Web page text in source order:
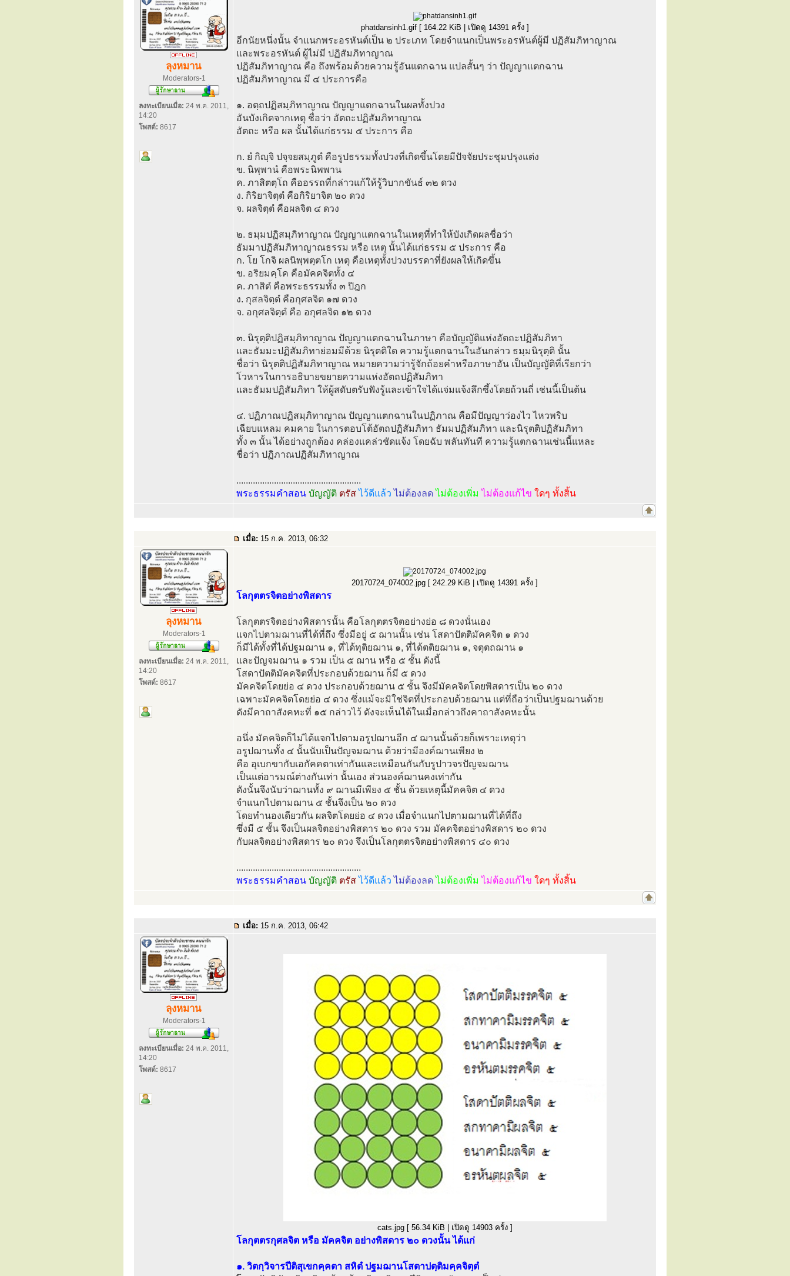
ลุงหมาน
Moderators-1
ลงทะเบียนเมื่อ: 24 พ.ค. 2011,
14:20
โพสต์: 8617
phatdansinh1.gif [ 164.22 KiB | เปิดดู 14391 ครั้ง ]
อีกนัยหนึ่งนั้น จำแนกพระอรหันต์เป็น ๒ ประเภท โดยจำแนกเป็นพระอรหันต์ผู้มี ปฏิสัมภิทาญาณ
และพระอรหันต์ ผู้ไม่มี ปฏิสัมภิทาญาณ
ปฏิสัมภิทาญาณ คือ ถึงพร้อมด้วยความรู้อันแตกฉาน แปลสั้นๆ ว่า ปัญญาแตกฉาน
ปฏิสัมภิทาญาณ มี ๔ ประการคือ
๑. อตฺถปฏิสมฺภิทาญาณ ปัญญาแตกฉานในผลทั้งปวง
อันบังเกิดจากเหตุ ชื่อว่า อัตถะปฏิสัมภิทาญาณ
อัตถะ หรือ ผล นั้นได้แก่ธรรม ๕ ประการ คือ
ก. ยํ กิญฺจิ ปจฺจยสมฺภูตํ คือรูปธรรมทั้งปวงที่เกิดขึ้นโดยมีปัจจัยประชุมปรุงแต่ง
ข. นิพฺพานํ คือพระนิพพาน
ค. ภาสิตตฺโถ คืออรรถที่กล่าวแก้ให้รู้วิบากขันธ์ ๓๒ ดวง
ง. กิริยาจิตฺตํ คือกิริยาจิต ๒๐ ดวง
จ. ผลจิตฺตํ คือผลจิต ๔ ดวง
๒. ธมฺมปฏิสมฺภิทาญาณ ปัญญาแตกฉานในเหตุที่ทำให้บังเกิดผลชื่อว่า
ธัมมาปฏิสัมภิทาญาณธรรม หรือ เหตุ นั้นได้แก่ธรรม ๕ ประการ คือ
ก. โย โกจิ ผลนิพฺพตฺตโก เหตุ คือเหตุทั้งปวงบรรดาที่ยังผลให้เกิดขึ้น
ข. อริยมคฺโค คือมัคคจิตทั้ง ๔
ค. ภาสิตํ คือพระธรรมทั้ง ๓ ปิฎก
ง. กุสลจิตฺตํ คือกุศลจิต ๑๗ ดวง
จ. อกุศลจิตฺตํ คือ อกุศลจิต ๑๒ ดวง
๓. นิรุตฺติปฏิสมฺภิทาญาณ ปัญญาแตกฉานในภาษา คือบัญญัติแห่งอัตถะปฏิสัมภิทา
และธัมมะปฏิสัมภิทาย่อมมีด้วย นิรุตติใด ความรู้แตกฉานในอันกล่าว ธมฺมนิรุตฺติ นั้น
ชื่อว่า นิรุตติปฏิสัมภิทาญาณ หมายความว่ารู้จักถ้อยคำหรือภาษาอัน เป็นบัญญัติที่เรียกว่า
โวหารในการอธิบายขยายความแห่งอัตถปฏิสัมภิทา
และธัมมปฏิสัมภิทา ให้ผู้สดับตรับฟังรู้และเข้าใจได้แจ่มแจ้งลึกซึ้งโดยถ้วนถี่ เช่นนี้เป็นต้น
๔. ปฏิภาณปฏิสมฺภิทาญาณ ปัญญาแตกฉานในปฏิภาณ คือมีปัญญาว่องไว ไหวพริบ
เฉียบแหลม คมคาย ในการตอบโต้อัตถปฏิสัมภิทา ธัมมปฏิสัมภิทา และนิรุตติปฏิสัมภิทา
ทั้ง ๓ นั้น ได้อย่างถูกต้อง คล่องแคล่วชัดแจ้ง โดยฉับ พลันทันที ความรู้แตกฉานเช่นนี้แหละ
ชื่อว่า ปฏิภาณปฏิสัมภิทาญาณ
.....................................................
พระธรรมคำสอน บัญญัติ ตรัสไว้ดีแล้วไม่ต้องลดไม่ต้องเพิ่ม ไม่ต้องแก้ไข ใดๆ ทั้งสิ้น
เมื่อ: 15 ก.ค. 2013, 06:32
ลุงหมาน
Moderators-1
ลงทะเบียนเมื่อ: 24 พ.ค. 2011,
14:20
โพสต์: 8617
20170724_074002.jpg [ 242.29 KiB | เปิดดู 14391 ครั้ง ]
โลกุตตรจิตอย่างพิสดาร
โลกุตตรจิตอย่างพิสดารนั้น คือโลกุตตรจิตอย่างย่อ ๘ ดวงนั่นเอง
แจกไปตามฌานที่ได้ที่ถึง ซึ่งมีอยู่ ๕ ฌานนั้น เช่น โสดาปัตติมัคคจิต ๑ ดวง
ก็มีได้ทั้งที่ได้ปฐมฌาน ๑, ที่ได้ทุติยฌาน ๑, ที่ได้ตติยฌาน ๑, จตุตถฌาน ๑
และปัญจมฌาน ๑ รวม เป็น ๕ ฌาน หรือ ๕ ชั้น ดังนี้
โสดาปัตติมัคคจิตที่ประกอบด้วยฌาน ก็มี ๕ ดวง
มัคคจิตโดยย่อ ๔ ดวง ประกอบด้วยฌาน ๕ ชั้น จึงมีมัคคจิตโดยพิสดารเป็น ๒๐ ดวง
เฉพาะมัคคจิตโดยย่อ ๔ ดวง ซึ่งแม้จะมิใช่จิตที่ประกอบด้วยฌาน แต่ที่ถือว่าเป็นปฐมฌานด้วย
ดังมีคาถาสังคหะที่ ๑๕ กล่าวไว้ ดังจะเห็นได้ในเมื่อกล่าวถึงคาถาสังคหะนั้น
อนึ่ง มัคคจิตก็ไม่ได้แจกไปตามอรูปฌานอีก ๔ ฌานนั้นด้วยก็เพราะเหตุว่า
อรูปฌานทั้ง ๔ นั้นนับเป็นปัญจมฌาน ด้วยว่ามีองค์ฌานเพียง ๒
คือ อุเบกขากับเอกัคคตาเท่ากันและเหมือนกันกับรูปาวจรปัญจมฌาน
เป็นแต่อารมณ์ต่างกันเท่า นั้นเอง ส่วนองค์ฌานคงเท่ากัน
ดังนั้นจึงนับว่าฌานทั้ง ๙ ฌานมีเพียง ๕ ชั้น ด้วยเหตุนี้มัคคจิต ๔ ดวง
จำแนกไปตามฌาน ๕ ชั้นจึงเป็น ๒๐ ดวง
โดยทำนองเดียวกัน ผลจิตโดยย่อ ๔ ดวง เมื่อจำแนกไปตามฌานที่ได้ที่ถึง
ซึ่งมี ๕ ชั้น จึงเป็นผลจิตอย่างพิสดาร ๒๐ ดวง รวม มัคคจิตอย่างพิสดาร ๒๐ ดวง
กับผลจิตอย่างพิสดาร ๒๐ ดวง จึงเป็นโลกุตตรจิตอย่างพิสดาร ๔๐ ดวง
.....................................................
พระธรรมคำสอน บัญญัติ ตรัสไว้ดีแล้วไม่ต้องลดไม่ต้องเพิ่ม ไม่ต้องแก้ไข ใดๆ ทั้งสิ้น
เมื่อ: 15 ก.ค. 2013, 06:42
ลุงหมาน
Moderators-1
ลงทะเบียนเมื่อ: 24 พ.ค. 2011,
14:20
โพสต์: 8617
cats.jpg [ 56.34 KiB | เปิดดู 14903 ครั้ง ]
โลกุตตรกุศลจิต หรือ มัคคจิต อย่างพิสดาร ๒๐ ดวงนั้น ได้แก่
๑. วิตกฺวิจารปีติสุเขกคฺคตา สหิตํ ปฐมฌานโสตาปตฺติมคฺคจิตฺตํ